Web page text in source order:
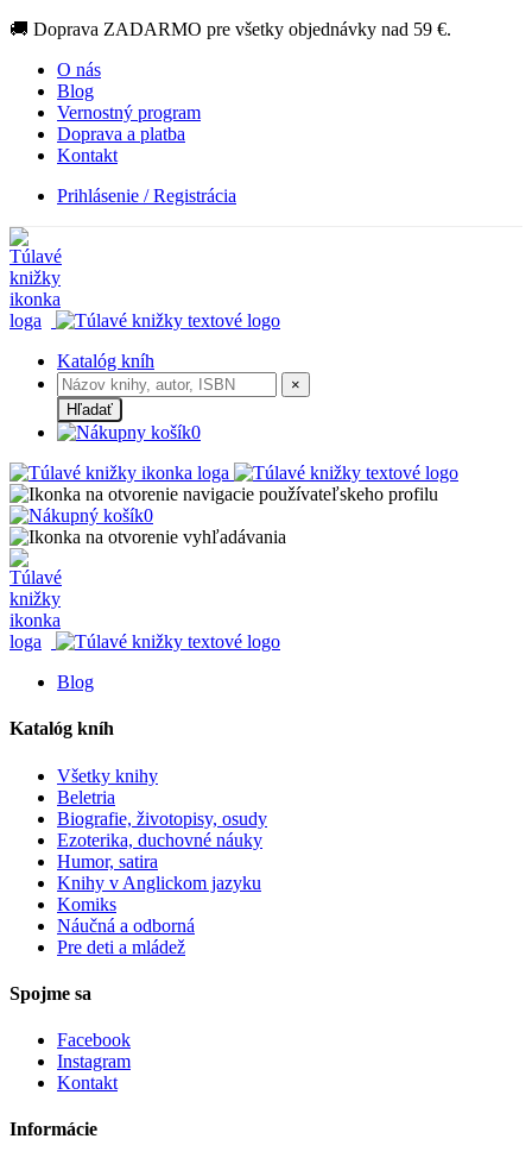
🚚 Doprava ZADARMO pre všetky objednávky nad 59 €.
O nás
Blog
Vernostný program
Doprava a platba
Kontakt
Prihlásenie / Registrácia
Katalóg kníh
×
Hľadať
0
0
Blog
Katalóg kníh
Všetky knihy
Beletria
Biografie, životopisy, osudy
Ezoterika, duchovné náuky
Humor, satira
Knihy v Anglickom jazyku
Komiks
Náučná a odborná
Pre deti a mládež
Spojme sa
Facebook
Instagram
Kontakt
Informácie